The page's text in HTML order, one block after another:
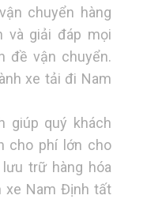
chuyển hàng
và giải đáp mọi
đề vận chuyển.
xe tải đi Nam
giúp quý khách
cho phí lớn cho
trữ hàng hóa
xe Nam Định tất